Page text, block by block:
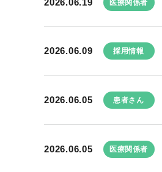
医療関係者
2026.06.09 採用情報
2026.06.05 患者さん
2026.06.05 医療関係者